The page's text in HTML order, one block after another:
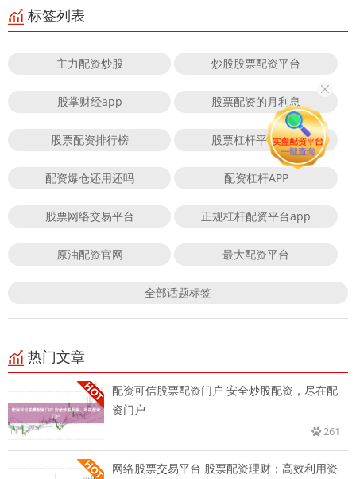
标签列表
主力配资炒股 炒股股票配资平台
股掌财经app 股票配资的月利息
股票配资排行榜 股票杠杆平台排行
配资爆仓还用还吗 配资杠杆APP
股票网络交易平台 正规杠杆配资平台app
原油配资官网 最大配资平台
全部话题标签
热门文章
配资可信股票配资门户 安全炒股配资，尽在配
资门户
261
网络股票交易平台 股票配资理财：高效利用资